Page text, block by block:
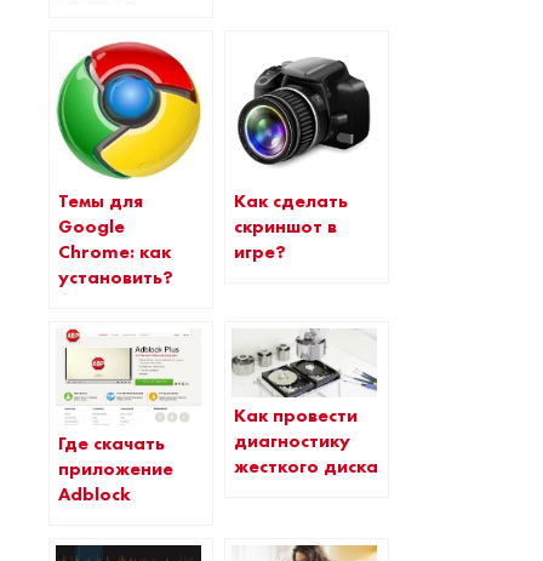
Темы для
Google
Chrome: как
установить?
Как сделать
скриншот в
игре?
Где скачать
приложение
Adblock
Как провести
диагностику
жесткого диска